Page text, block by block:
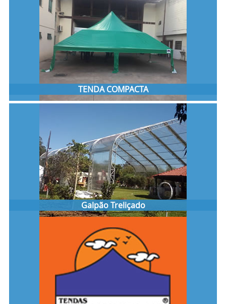
TENDA COMPACTA
Galpão Treliçado